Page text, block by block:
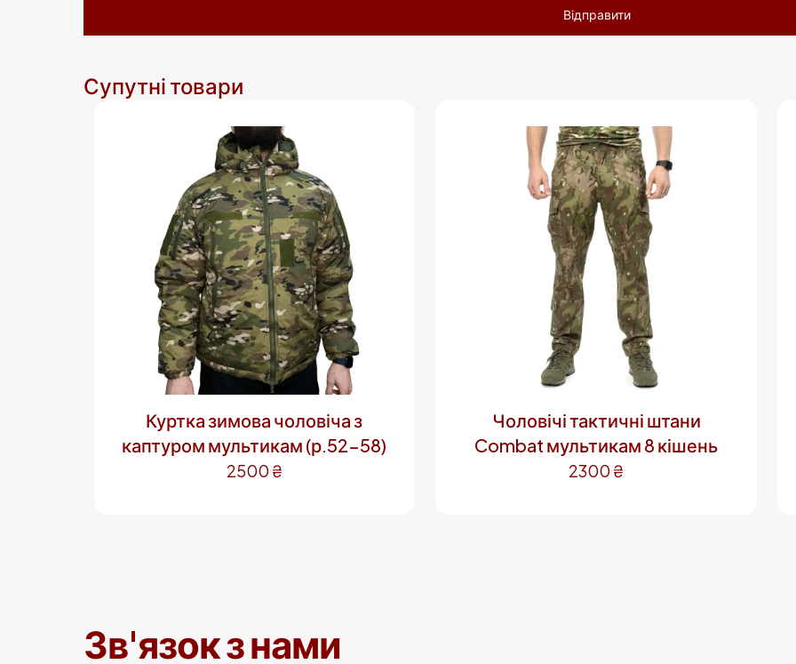
Супутні товари
Куртка зимова чоловіча з
каптуром мультикам (р.52-58)
2500 ₴
вибрати
Чоловічі тактичні штани
Combat мультикам 8 кішень
2300 ₴
Зв'язок з нами